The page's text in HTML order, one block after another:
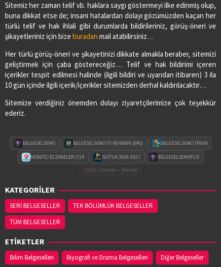
Sitemiz her zaman telif vb. haklara saygı göstermeyi ilke edinmiş olup,
buna dikkat etse de; insani hatalardan dolayı gözümüzden kaçan her
türlü telif ve hak ihlali gibi durumlarda bildirileriniz, görüş-öneri ve
şikayetleriniz için bize buradan mail atabilirsiniz…
Her türlü görüş-öneri ve şikayetinizi dikkate almakla beraber, sitemizi
geliştirmek için çaba göstereceğiz… Telif ve hak bildirimi içeren
içerikler tespit edilmesi halinde (ilgili bildiri ve uyarıdan itibaren) 3 ila
10 gün içinde ilgili içerik/içerikler sitemizden derhal kaldırılacaktır…
Sitemize verdiğiniz önemden dolayı ziyaretçilerimize çok teşekkür
ederiz.
BELGESELSEMO BELGESELSEMO TV REHBERİ (EPG) BELGESELSEMO TRIVIA
NÖBETÇİ ECZANELER 7/24 NUTUK 1919-1927
BELGESELSEMOFLIX
iOS / Huawei — Yakında
KATEGORİLER
SERİ BELGESELLER
TEK BÖLÜMLÜK BELGESELLER
TÜM BELGESELLER
ETİKETLER
Bilim Belgeselleri Biyografi ve Drama Belgeselleri
Diğer Belgeseller